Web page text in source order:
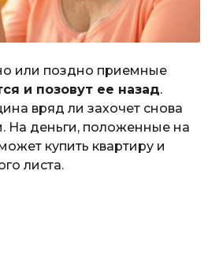
или поздно приемные
и позовут ее назад.
вряд ли захочет снова
На деньги, положенные на
купить квартиру и
листа.